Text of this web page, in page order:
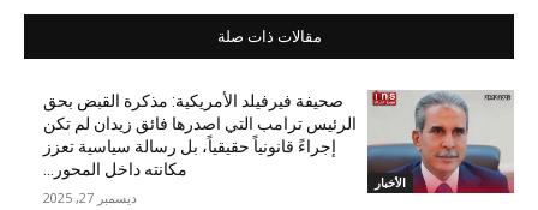
مقالات ذات صلة
الأخبار
صحيفة فيرفيلد الأمريكية: مذكرة القبض بحق
الرئيس ترامب التي اصدرها فائق زيدان لم تكن
إجراءً قانونياً حقيقياً، بل رسالة سياسية تعزز
مكانته داخل المحور...
ديسمبر 27, 2025